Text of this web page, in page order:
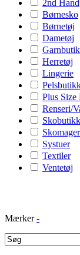
2nd Hand
Børnesko
Børnetøj
Dametøj
Garnbutik
Herretøj
Lingerie
Plus Size
Renseri/
Skomager
Systuer
Textiler
Ventetøj
Mærker -